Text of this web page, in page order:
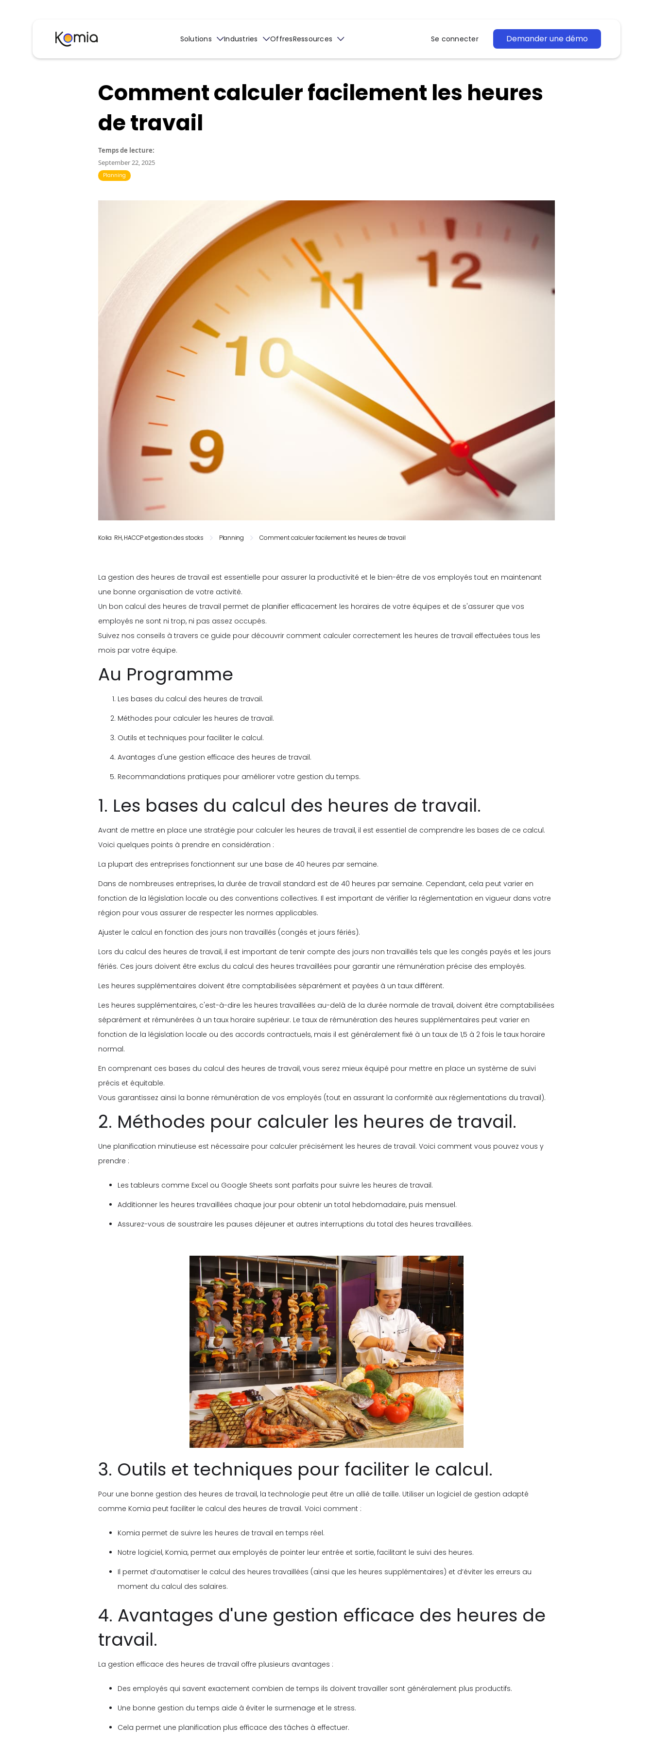
Solutions Industries OffresRessources Se connecter Demander une démo
Comment calculer facilement les heures
de travail
Temps de lecture:
September 22, 2025
Planning
Kolia RH, HACCP et gestion des stocks Planning Comment calculer facilement les heures de travail
La gestion des heures de travail est essentielle pour assurer la productivité et le bien-être de vos employés tout en maintenant
une bonne organisation de votre activité.
Un bon calcul des heures de travail permet de planifier efficacement les horaires de votre équipes et de s'assurer que vos
employés ne sont ni trop, ni pas assez occupés.
Suivez nos conseils à travers ce guide pour découvrir comment calculer correctement les heures de travail effectuées tous les
mois par votre équipe.
Au Programme
Les bases du calcul des heures de travail.
Méthodes pour calculer les heures de travail.
Outils et techniques pour faciliter le calcul.
Avantages d'une gestion efficace des heures de travail.
Recommandations pratiques pour améliorer votre gestion du temps.
1. Les bases du calcul des heures de travail.
Avant de mettre en place une stratégie pour calculer les heures de travail, il est essentiel de comprendre les bases de ce calcul.
Voici quelques points à prendre en considération :
La plupart des entreprises fonctionnent sur une base de 40 heures par semaine.
Dans de nombreuses entreprises, la durée de travail standard est de 40 heures par semaine. Cependant, cela peut varier en
fonction de la législation locale ou des conventions collectives. Il est important de vérifier la réglementation en vigueur dans votre
région pour vous assurer de respecter les normes applicables.
Ajuster le calcul en fonction des jours non travaillés (congés et jours fériés).
Lors du calcul des heures de travail, il est important de tenir compte des jours non travaillés tels que les congés payés et les jours
fériés. Ces jours doivent être exclus du calcul des heures travaillées pour garantir une rémunération précise des employés.
Les heures supplémentaires doivent être comptabilisées séparément et payées à un taux différent.
Les heures supplémentaires, c'est-à-dire les heures travaillées au-delà de la durée normale de travail, doivent être comptabilisées
séparément et rémunérées à un taux horaire supérieur. Le taux de rémunération des heures supplémentaires peut varier en
fonction de la législation locale ou des accords contractuels, mais il est généralement fixé à un taux de 1,5 à 2 fois le taux horaire
normal.
En comprenant ces bases du calcul des heures de travail, vous serez mieux équipé pour mettre en place un système de suivi
précis et équitable.
Vous garantissez ainsi la bonne rémunération de vos employés (tout en assurant la conformité aux réglementations du travail).
2. Méthodes pour calculer les heures de travail.
Une planification minutieuse est nécessaire pour calculer précisément les heures de travail. Voici comment vous pouvez vous y
prendre :
Les tableurs comme Excel ou Google Sheets sont parfaits pour suivre les heures de travail.
Additionner les heures travaillées chaque jour pour obtenir un total hebdomadaire, puis mensuel.
Assurez-vous de soustraire les pauses déjeuner et autres interruptions du total des heures travaillées.
3. Outils et techniques pour faciliter le calcul.
Pour une bonne gestion des heures de travail, la technologie peut être un allié de taille. Utiliser un logiciel de gestion adapté
comme Komia peut faciliter le calcul des heures de travail. Voici comment :
Komia permet de suivre les heures de travail en temps réel.
Notre logiciel, Komia, permet aux employés de pointer leur entrée et sortie, facilitant le suivi des heures.
Il permet d’automatiser le calcul des heures travaillées (ainsi que les heures supplémentaires) et d’éviter les erreurs au
moment du calcul des salaires.
4. Avantages d'une gestion efficace des heures de
travail.
La gestion efficace des heures de travail offre plusieurs avantages :
Des employés qui savent exactement combien de temps ils doivent travailler sont généralement plus productifs.
Une bonne gestion du temps aide à éviter le surmenage et le stress.
Cela permet une planification plus efficace des tâches à effectuer.